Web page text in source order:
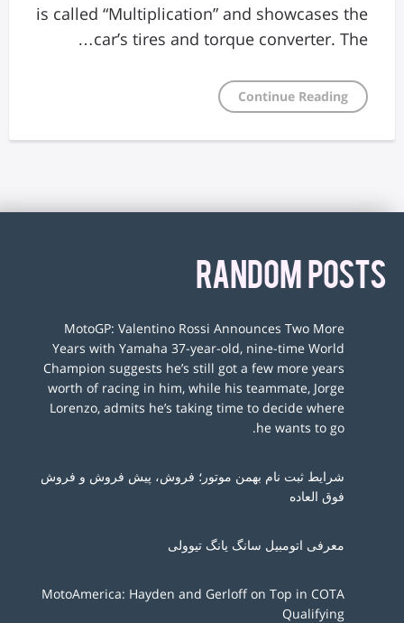
is called “Multiplication” and showcases the
car’s tires and torque converter. The…
Continue Reading
RANDOM POSTS
MotoGP: Valentino Rossi Announces Two More
Years with Yamaha 37-year-old, nine-time World
Champion suggests he’s still got a few more years
worth of racing in him, while his teammate, Jorge
Lorenzo, admits he’s taking time to decide where
he wants to go.
شرایط ثبت نام بهمن موتور؛ فروش، پیش فروش و فروش
فوق العاده
معرفی اتومبیل سانگ یانگ تیوولی
MotoAmerica: Hayden and Gerloff on Top in COTA
Qualifying